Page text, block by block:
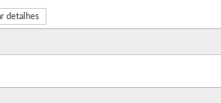
detalhes